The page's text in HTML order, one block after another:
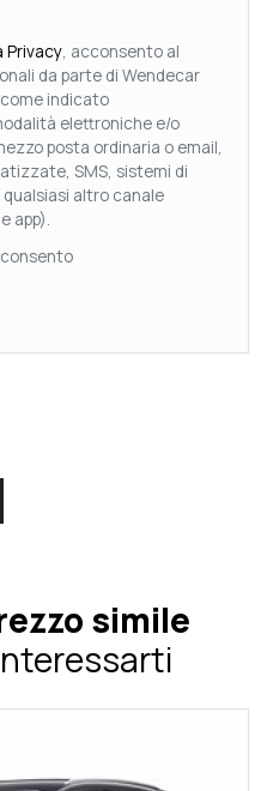
Privacy, acconsento al
da parte di Wendecar
indicato
elettroniche e/o
posta ordinaria o email,
SMS, sistemi di
altro canale
app).
simile